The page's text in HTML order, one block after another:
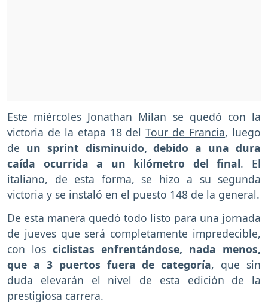
Este miércoles Jonathan Milan se quedó con la
victoria de la etapa 18 delTour de Francia, luego
de un sprint disminuido, debido a una dura
caída ocurrida a un kilómetro del final. El
italiano, de esta forma, se hizo a su segunda
victoria y se instaló en el puesto 148 de la general.
De esta manera quedó todo listo para una jornada
de jueves que será completamente impredecible,
con los ciclistas enfrentándose, nada menos,
que a 3 puertos fuera de categoría, que sin
duda elevarán el nivel de esta edición de la
prestigiosa carrera.